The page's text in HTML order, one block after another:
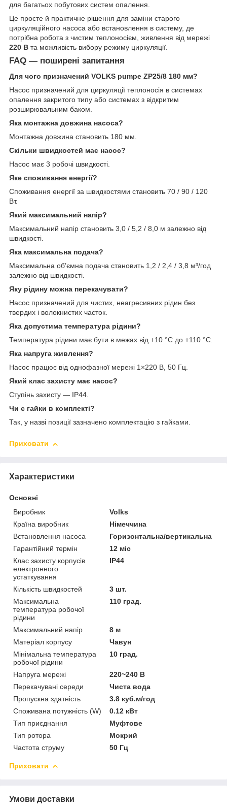
для багатьох побутових систем опалення.
Це просте й практичне рішення для заміни старого
циркуляційного насоса або встановлення в систему, де
потрібна робота з чистим теплоносієм, живлення від мережі
220 В та можливість вибору режиму циркуляції.
FAQ — поширені запитання
Для чого призначений VOLKS pumpe ZP25/8 180 мм?
Насос призначений для циркуляції теплоносія в системах
опалення закритого типу або системах з відкритим
розширювальним баком.
Яка монтажна довжина насоса?
Монтажна довжина становить 180 мм.
Скільки швидкостей має насос?
Насос має 3 робочі швидкості.
Яке споживання енергії?
Споживання енергії за швидкостями становить 70 / 90 / 120
Вт.
Який максимальний напір?
Максимальний напір становить 3,0 / 5,2 / 8,0 м залежно від
швидкості.
Яка максимальна подача?
Максимальна об’ємна подача становить 1,2 / 2,4 / 3,8 м³/год
залежно від швидкості.
Яку рідину можна перекачувати?
Насос призначений для чистих, неагресивних рідин без
твердих і волокнистих часток.
Яка допустима температура рідини?
Температура рідини має бути в межах від +10 °C до +110 °C.
Яка напруга живлення?
Насос працює від однофазної мережі 1×220 В, 50 Гц.
Який клас захисту має насос?
Ступінь захисту — IP44.
Чи є гайки в комплекті?
Так, у назві позиції зазначено комплектацію з гайками.
Приховати
Характеристики
Основні
Виробник
Volks
Країна виробник
Німеччина
Встановлення насоса
Горизонтальна/вертикальна
Гарантійний термін
12 міс
Клас захисту корпусів
електронного
устаткування
IP44
Кількість швидкостей
3 шт.
Максимальна
температура робочої
рідини
110 град.
Максимальний напір
8 м
Матеріал корпусу
Чавун
Мінімальна температура
робочої рідини
10 град.
Напруга мережі
220~240 В
Перекачувані середи
Чиста вода
Пропускна здатність
3.8 куб.м/год
Споживана потужність (W)
0.12 кВт
Тип приєднання
Муфтове
Тип ротора
Мокрий
Частота струму
50 Гц
Приховати
Умови доставки